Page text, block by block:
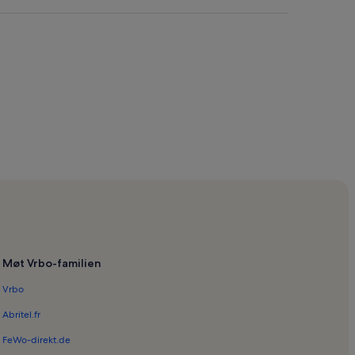
Møt Vrbo-familien
Vrbo
Abritel.fr
FeWo-direkt.de